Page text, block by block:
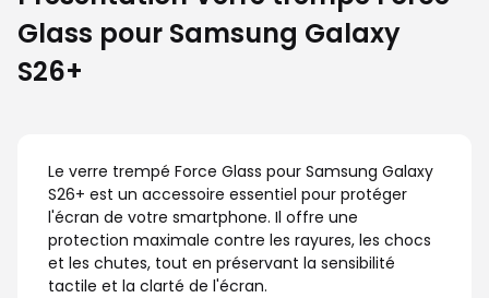
Glass pour Samsung Galaxy
S26+
Le verre trempé Force Glass pour Samsung Galaxy
S26+ est un accessoire essentiel pour protéger
l'écran de votre smartphone. Il offre une
protection maximale contre les rayures, les chocs
et les chutes, tout en préservant la sensibilité
tactile et la clarté de l'écran.